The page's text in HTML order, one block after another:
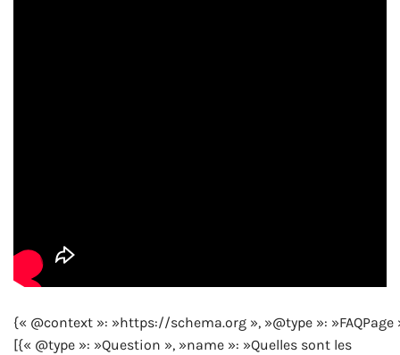
{« @context »: »https://schema.org », »@type »:
[{« @type »: »Question », »name »: »Quelles sont les